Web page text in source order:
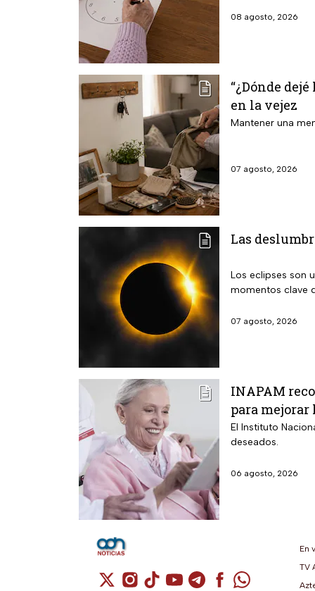
08 agosto, 2026
“¿Dónde
en la vejez
Mantener una
07 agosto, 2026
Las
Los eclipses son
momentos clave
07 agosto, 2026
INAPAM
para
El Instituto
deseados.
06 agosto, 2026
Cuenta de X / Twitter (se abre en una
Cuenta de Instagram (se abre en
Cuenta de TikTok (se abre en
Cuenta de YouTube (se
Cuenta de Telegram
Cuenta de
Cuenta de
En
TV